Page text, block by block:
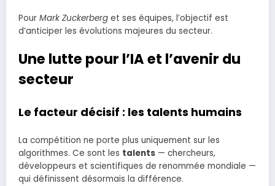
Pour Mark Zuckerberg et ses équipes, l’objectif est
d’anticiper les évolutions majeures du secteur.
Une lutte pour l’IA et l’avenir du
secteur
Le facteur décisif : les talents humains
La compétition ne porte plus uniquement sur les
algorithmes. Ce sont les talents — chercheurs,
développeurs et scientifiques de renommée mondiale —
qui définissent désormais la différence.